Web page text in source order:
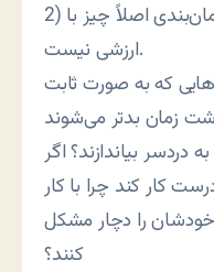
2) به عقیده‌ی برنامه‌نویسان زمان‌بندی اصلاً چیز با
ارزشی نیست.
که به صورت ثابت
زمان بدتر می‌شوند
بیاندازند؟ اگر
کار کند چرا با کار
را دچار مشکل
کنند؟